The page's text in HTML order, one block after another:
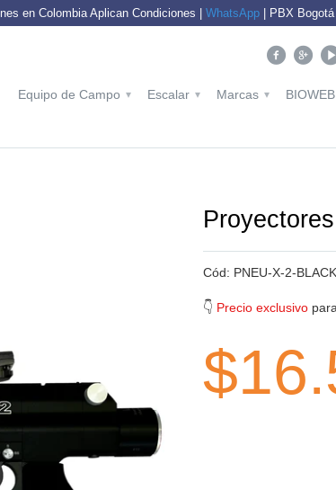
en Colombia Aplican Condiciones | WhatsApp| PBX Bogotá
Equipo de Campo ▾ Escalar ▾ Marcas ▾
Cód: PNEU-X-2-
👇 Precio exclusivo